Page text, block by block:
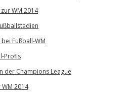
WM 2014
Fußball-WM
Profis
der Champions League
2014